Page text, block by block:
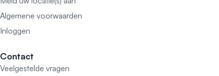
Algemene voorwaarden
Inloggen
Contact
Veelgestelde vragen